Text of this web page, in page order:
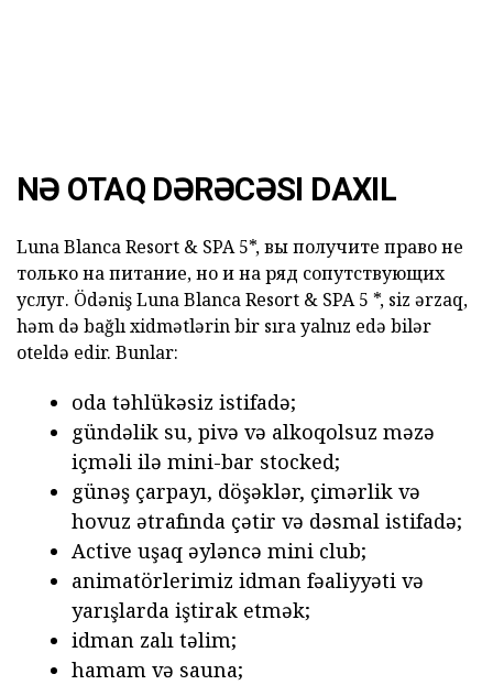
NƏ OTAQ DƏRƏCƏSI DAXIL
Luna Blanca Resort & SPA 5*, вы получите право не
только на питание, но и на ряд сопутствующих
услуг. ÖdənişLuna Blanca Resort & SPA 5 *, siz ərzaq,
həm də bağlı xidmətlərin bir sıra yalnız edə bilər
oteldə edir. Bunlar:
oda təhlükəsiz istifadə;
gündəlik su, pivə və alkoqolsuz məzə
içməli ilə mini-bar stocked;
günəş çarpayı, döşəklər, çimərlik və
hovuz ətrafında çətir və dəsmal istifadə;
Active uşaq əyləncə mini club;
animatörlerimiz idman fəaliyyəti və
yarışlarda iştirak etmək;
idman zalı təlim;
hamam və sauna;